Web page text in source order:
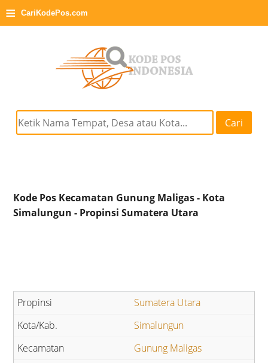
≡ CariKodePos.com
Cari
Kode Pos Kecamatan Gunung Maligas - Kota
Simalungun - Propinsi Sumatera Utara
Sumatera Utara
Simalungun
Gunung Maligas